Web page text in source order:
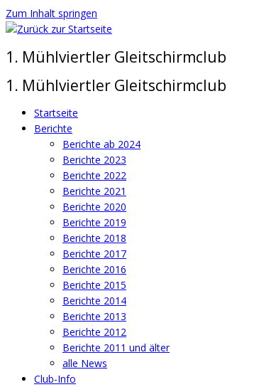
Zum Inhalt springen
1. Mühlviertler Gleitschirmclub
1. Mühlviertler Gleitschirmclub
Startseite
Berichte
Berichte ab 2024
Berichte 2023
Berichte 2022
Berichte 2021
Berichte 2020
Berichte 2019
Berichte 2018
Berichte 2017
Berichte 2016
Berichte 2015
Berichte 2014
Berichte 2013
Berichte 2012
Berichte 2011 und älter
alle News
Club-Info